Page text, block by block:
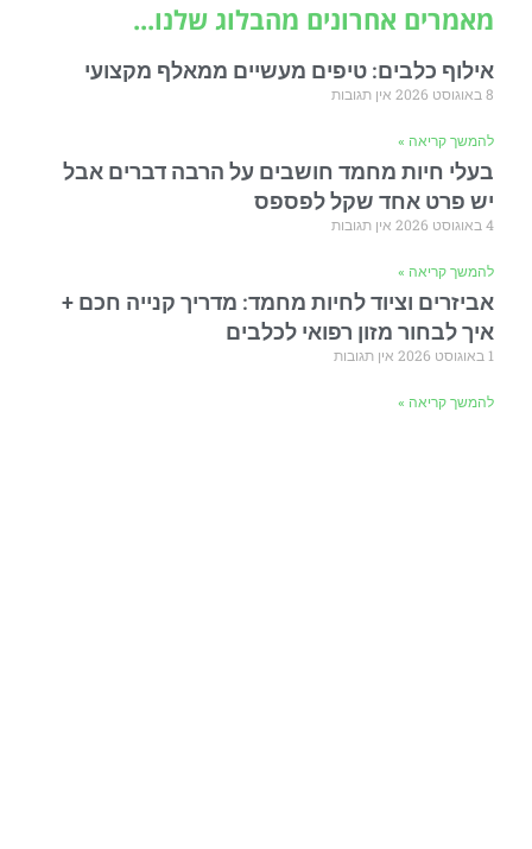
מאמרים אחרונים מהבלוג שלנו...
אילוף כלבים: טיפים מעשיים ממאלף מקצועי
8 באוגוסט 2026 אין תגובות
להמשך קריאה »
בעלי חיות מחמד חושבים על הרבה דברים אבל
יש פרט אחד שקל לפספס
4 באוגוסט 2026 אין תגובות
להמשך קריאה »
אביזרים וציוד לחיות מחמד: מדריך קנייה חכם +
איך לבחור מזון רפואי לכלבים
1 באוגוסט 2026 אין תגובות
להמשך קריאה »